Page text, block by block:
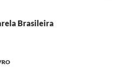
Brasileira